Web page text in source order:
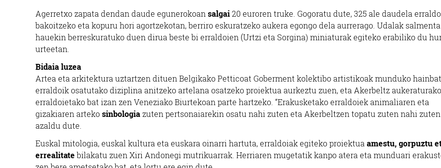
Agerretxo zapata dendan daude egunerokoan salgai20 euroren truke. Gogoratu dute, 325 ale daudela
bakoitzeko eta kopuru hori agortzekotan, berriro eskuratzeko aukera egongo dela aurrerago. Udalak salmenta
hauekin berreskuratuko duen dirua beste bi erraldoien (Urtzi eta Sorgina) miniaturak egiteko erabiliko du
urteetan.
Bidaia luzea
Artea eta arkitektura uztartzen dituen Belgikako Petticoat Goberment kolektibo artistikoak munduko hainbat
erraldoik osatutako diziplina anitzeko artelana osatzeko proiektua aurkeztu zuen, eta Akerbeltz aukeraturako
erraldoietako bat izan zen Veneziako Biurtekoan parte hartzeko. “Erakusketako erraldoiek animaliaren eta
gizakiaren artekosinbologia zuten pertsonaiarekin osatu nahi zuten eta Akerbeltzen topatu zuten nahi zuten
azaldu dute.
Euskal mitologia, euskal kultura eta euskara oinarri hartuta, erraldoiak egiteko proiektua amestu, gorpuztu
errealitate bilakatu zuen Xiri Andonegi mutrikuarrak. Herriaren mugetatik kanpo atera eta munduari